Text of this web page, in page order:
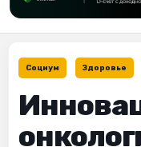
Социум Здоровье